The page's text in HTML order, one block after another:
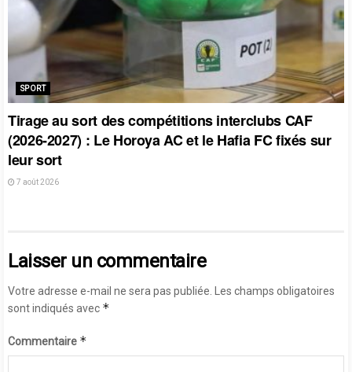
SPORT
Tirage au sort des compétitions interclubs CAF
(2026-2027) : Le Horoya AC et le Hafia FC fixés sur
leur sort
7 août 2026
Laisser un commentaire
Votre adresse e-mail ne sera pas publiée.
Les champs obligatoires
sont indiqués avec *
Commentaire *